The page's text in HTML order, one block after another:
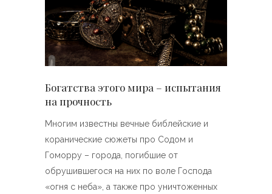
Богатства этого мира – испытания
на прочность
Многим известны вечные библейские и
коранические сюжеты про Содом и
Гоморру – города, погибшие от
обрушившегося на них по воле Господа
«огня с неба», а также про уничтоженных